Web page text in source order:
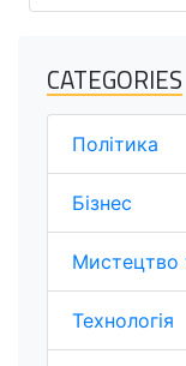
CATEGORIES
Політика
Бізнес
Мистецтво
Технологія